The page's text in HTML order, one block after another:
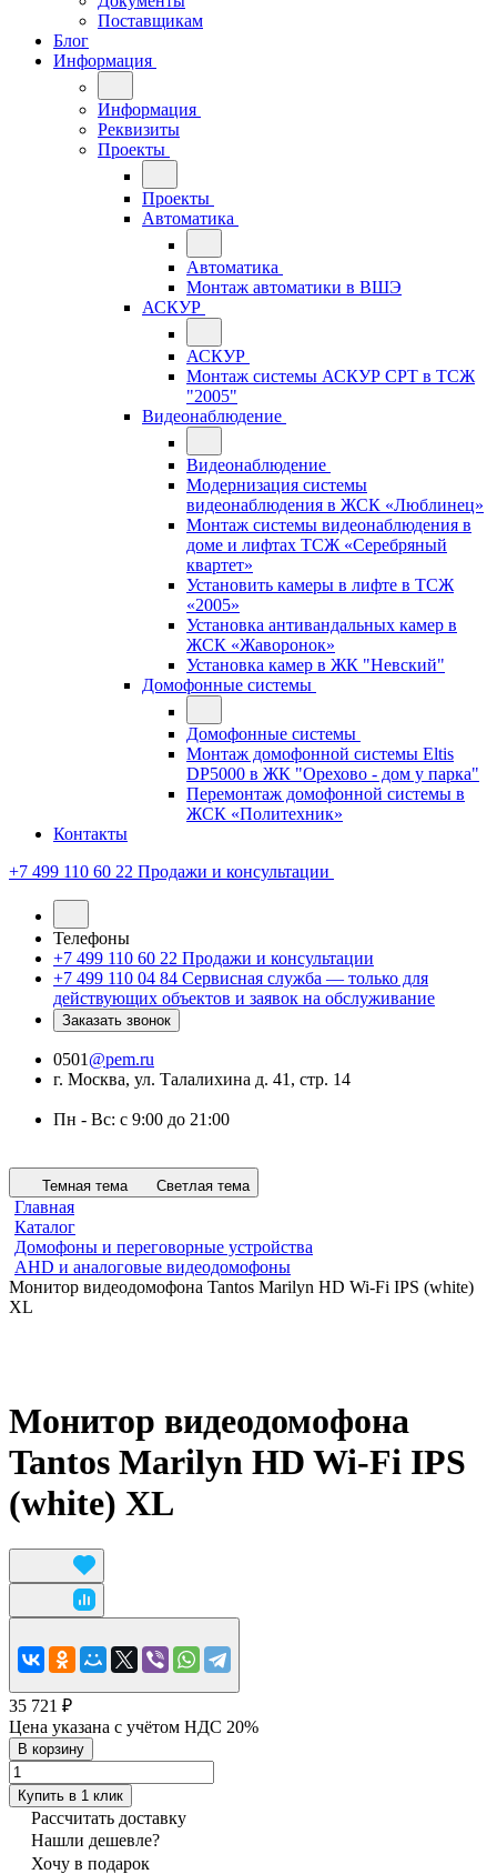
Поставщикам
Блог
Информация
Информация
Реквизиты
Проекты
Проекты
Автоматика
Автоматика
Монтаж автоматики в ВШЭ
АСКУР
АСКУР
Монтаж системы АСКУР СРТ в ТСЖ
"2005"
Видеонаблюдение
Видеонаблюдение
Модернизация системы
видеонаблюдения в ЖСК «Люблинец»
Монтаж системы видеонаблюдения в
доме и лифтах ТСЖ «Серебряный
квартет»
Установить камеры в лифте в ТСЖ
«2005»
Установка антивандальных камер в
ЖСК «Жаворонок»
Установка камер в ЖК "Невский"
Домофонные системы
Домофонные системы
Монтаж домофонной системы Eltis
DP5000 в ЖК "Орехово - дом у парка"
Перемонтаж домофонной системы в
ЖСК «Политехник»
Контакты
+7 499 110 60 22 Продажи и консультации
Телефоны
+7 499 110 60 22 Продажи и консультации
+7 499 110 04 84 Сервисная служба — только для
действующих объектов и заявок на обслуживание
Заказать звонок
0501 @pem.ru
г. Москва, ул. Талалихина д. 41, стр. 14
Пн - Вс: с 9:00 до 21:00
Темная тема Светлая тема
Главная
Каталог
Домофоны и переговорные устройства
AHD и аналоговые видеодомофоны
Монитор видеодомофона Tantos Marilyn HD Wi-Fi IPS (white)
XL
Монитор видеодомофона
Tantos Marilyn HD Wi-Fi IPS
(white) XL
35 721 ₽
Цена указана с учётом НДС 20%
В корзину
Купить в 1 клик
Рассчитать доставку
Нашли дешевле?
Хочу в подарок